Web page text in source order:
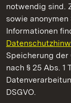
notwendig sind.
sowie
Informationen
Speicherung
nach § 25 Abs. 1
DSGVO.
Staatliche
Staatliche
Kontakt